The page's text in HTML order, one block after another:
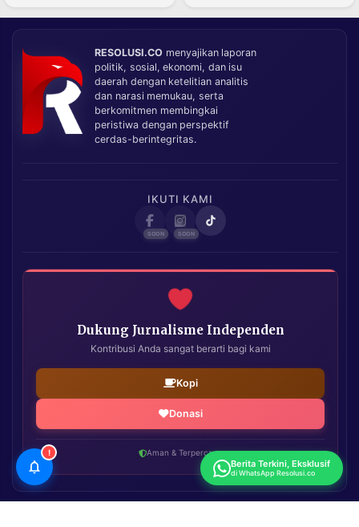
RESOLUSI.CO menyajikan laporan
politik, sosial, ekonomi, dan isu
daerah dengan ketelitian analitis
dan narasi memukau, serta
berkomitmen membingkai
peristiwa dengan perspektif
cerdas-berintegritas.
IKUTI KAMI
Dukung Jurnalisme Independen
Kontribusi Anda sangat berarti bagi kami
Kopi
Donasi
Aman & Terpercaya
!
Berita Terkini, Eksklusif
di WhatsApp Resolusi.co